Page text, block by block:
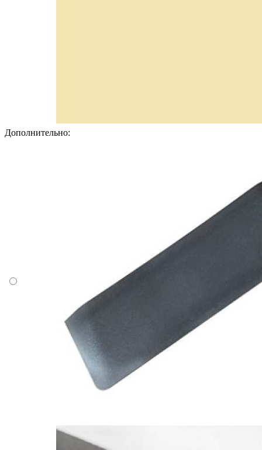
Дополнительно: